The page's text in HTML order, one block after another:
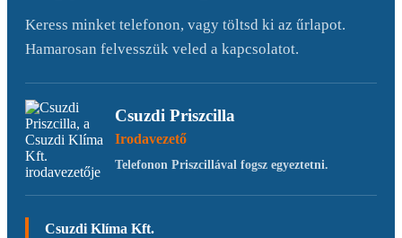
Keress minket telefonon, vagy töltsd ki az űrlapot.
Hamarosan felvesszük veled a kapcsolatot.
Csuzdi Priszcilla
Irodavezető
Telefonon Priszcillával fogsz egyeztetni.
Csuzdi Klíma Kft.